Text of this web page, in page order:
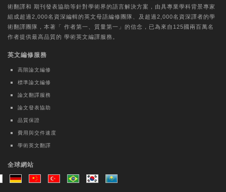
術翻譯和 期刊發表協助等針對學術界的語言解決方案，由具專業學科背景專家
組成超過2,000名資深編輯的英文母語編修團隊 、及超過2,000名資深譯者的學
術翻譯團隊 ，本著「 作者第一、質量第一 」的信念，已為來自125國兩百萬名
作者提供最高品質的 學術英文編譯服務。
英文編修服務
高階論文編修
標準論文編修
論文翻譯服務
論文發表協助
品質保證
費用與交件速度
學術英文翻譯
全球網站